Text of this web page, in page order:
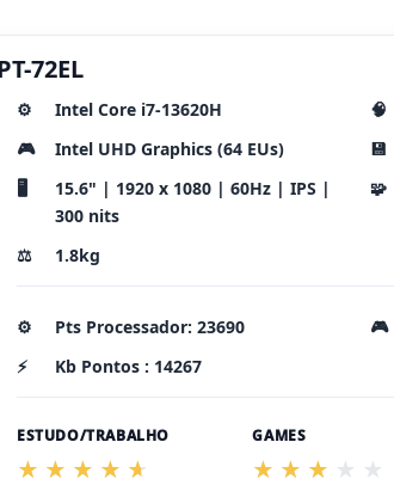
72EL
⚙️ Intel Core i7-13620H 🧠
🎮
Intel UHD Graphics (64 EUs) 💾
🖥️
15.6" | 1920 x 1080 | 60Hz | IPS |
300 nits
🧩
⚖️ 1.8kg
⚙️ Pts Processador: 23690 🎮
⚡
Kb Pontos : 14267
ESTUDO/TRABALHO GAMES